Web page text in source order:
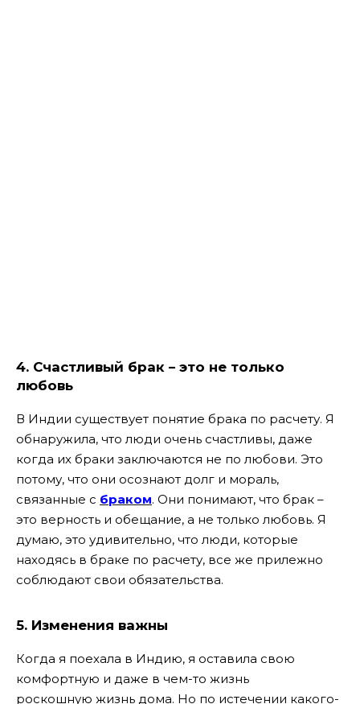
4. Счастливый брак – это не только
любовь
В Индии существует понятие брака по расчету. Я
обнаружила, что люди очень счастливы, даже
когда их браки заключаются не по любови. Это
потому, что они осознают долг и мораль,
связанные с браком. Они понимают, что брак –
это верность и обещание, а не только любовь. Я
думаю, это удивительно, что люди, которые
находясь в браке по расчету, все же прилежно
соблюдают свои обязательства.
5. Изменения важны
Когда я поехала в Индию, я оставила свою
комфортную и даже в чем-то жизнь
роскошную жизнь дома. Но по истечении какого-